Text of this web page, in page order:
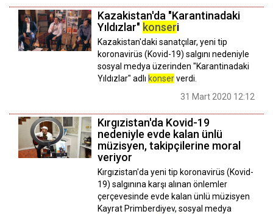
Kazakistan'da "Karantinadaki
Yıldızlar" konseri
Kazakistan'daki sanatçılar, yeni tip
koronavirüs (Kovid-19) salgını nedeniyle
sosyal medya üzerinden "Karantinadaki
Yıldızlar" adlı konserverdi.
31 Mart 2020 12:12
Kırgızistan'da Kovid-19
nedeniyle evde kalan ünlü
müzisyen, takipçilerine moral
veriyor
Kırgızistan'da yeni tip koronavirüs (Kovid-
19) salgınına karşı alınan önlemler
çerçevesinde evde kalan ünlü müzisyen
Kayrat Primberdiyev, sosyal medya